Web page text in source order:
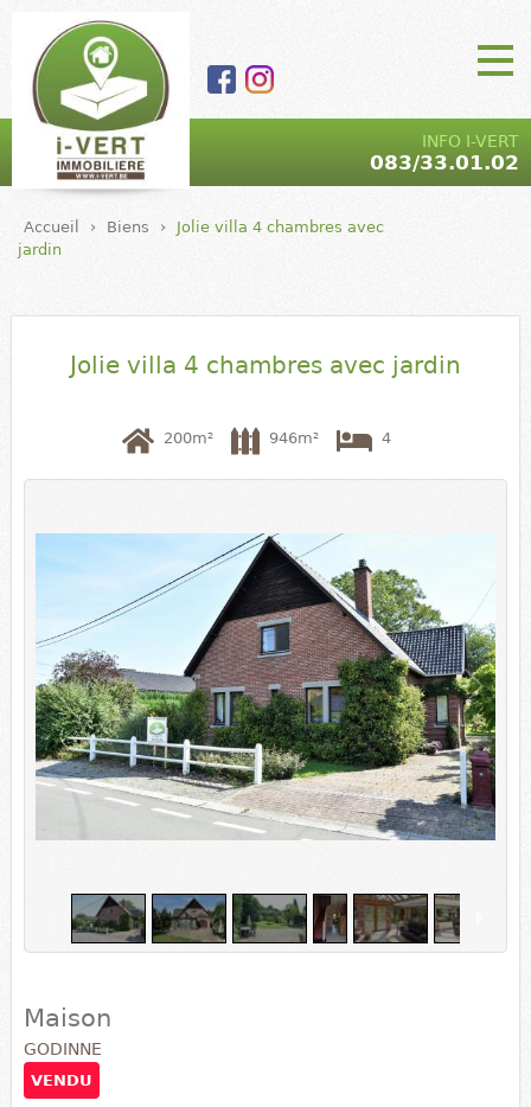
INFO I-VERT
083/33.01.02
I-VERT |
Agence
- marchand
5590 Ciney
Main Menu
Accueil › Biens ›
Jolie villa 4 chambres avec
jardin
Jolie villa 4 chambres avec jardin
200m² 946m² 4
Maison
GODINNE
VENDU